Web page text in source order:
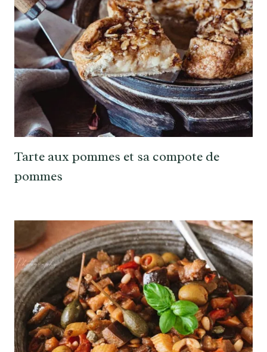
Tarte aux pommes et sa compote de
pommes